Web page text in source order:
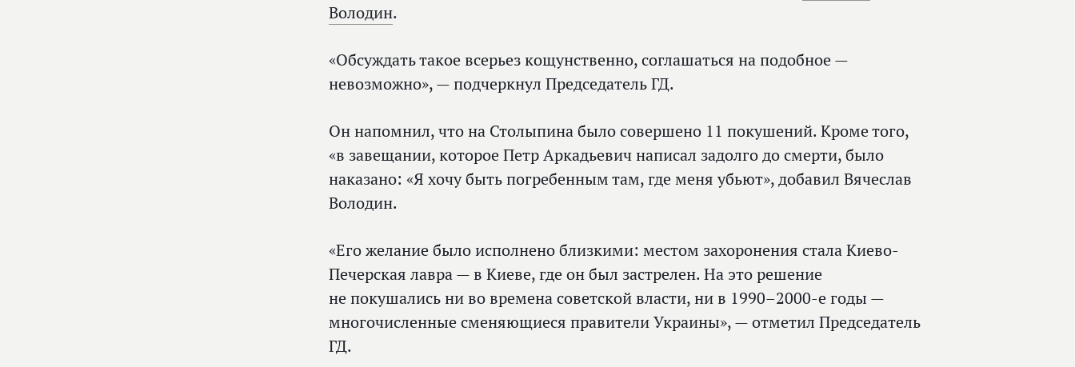
Володин.
«Обсуждать такое всерьез кощунственно, соглашаться на подобное —
невозможно», — подчеркнул Председатель ГД.
Он напомнил, что на Столыпина было совершено 11 покушений. Кроме того,
«в завещании, которое Петр Аркадьевич написал задолго до смерти, было
наказано: «Я хочу быть погребенным там, где меня убьют», добавил Вячеслав
Володин.
«Его желание было исполнено близкими: местом захоронения стала Киево-
Печерская лавра — в Киеве, где он был застрелен. На это решение
не покушались ни во времена советской власти, ни в 1990–2000-е годы —
многочисленные сменяющиеся правители Украины», — отметил Председатель
ГД.